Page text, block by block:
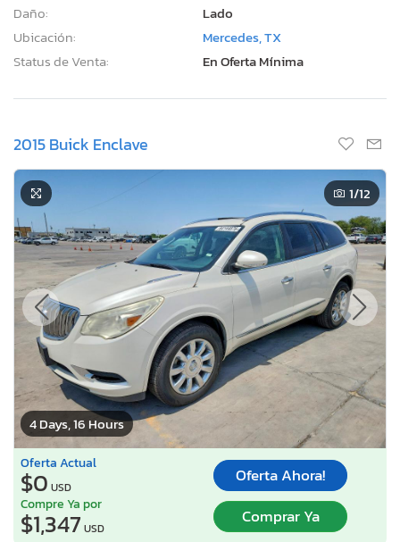
Daño:
Lado
Ubicación:
Mercedes, TX
Status de Venta:
En Oferta Mínima
2015 Buick Enclave
4 Days, 16 Hours
1/12
Oferta Actual
$0 USD
Oferta Ahora!
Compre Ya por
$1,347 USD
Comprar Ya